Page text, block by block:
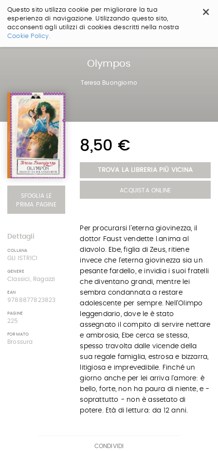
×
Questo sito utilizza cookie per migliorare la tua
esperienza di navigazione. Utilizzando questo sito,
acconsenti agli utilizzi di cookies descritti nella nostra
Cookie Policy.
Salta
Olympos
Teresa Buongiorno
SFOGLIA LE
PRIMA PAGINE
Dettagli
COLLANA
GLI ISTRICI
GENERE
Classici, Ragazzi
EAN
9788877823823
PAGINE
225
FORMATO
Brossura
8,50 €
TROVA LA LIBRERIA PIÙ VICINA
ACQUISTA ONLINE
Per procurarsi l'eterna giovinezza, il
dottor Faust vendette l.anima al
diavolo. Ebe, figlia di Zeus, ritiene
invece che l'eterna giovinezza sia un
pesante fardello, e invidia i suoi fratelli
che diventano grandi, mentre lei
sembra condannata a restare
adolescente per sempre. Nell'Olimpo
leggendario, dove le è stato
assegnato il compito di servire nettare
e ambrosia, Ebe cerca se stessa,
spesso travolta dalle vicende della
sua regale famiglia, estrosa e bizzarra,
litigiosa e imprevedibile. Finché un
giorno anche per lei arriva l'amore: è
bello, forte, non ha paura di niente, e -
soprattutto - non è assetato di
potere. Età di lettura: da 12 anni.
CONDIVIDI